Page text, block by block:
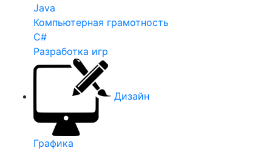
Java
Компьютерная грамотность
C#
Разработка игр
Дизайн
Графика